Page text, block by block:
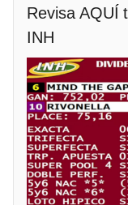
Revisa AQUÍ
INH